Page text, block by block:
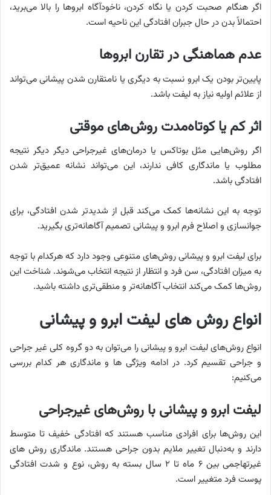
اگر هنگام صحبت کردن یا نگاه کردن، ناخودآگاه ابروها را بالا می‌برید،
احتمالاً بدن در حال جبران افتادگی این ناحیه است.
عدم هماهنگی در تقارن ابروها
پایین‌تر بودن یک ابرو نسبت به دیگری یا نامتقارن شدن پیشانی می‌تواند
از علائم اولیه نیاز به لیفت باشد.
اثر کم یا کوتاه‌مدت روش‌های موقتی
اگر روش‌هایی مثل بوتاکس یا درمان‌های غیرجراحی دیگر دیگر نتیجه
مطلوب یا ماندگاری کافی ندارند، این می‌تواند نشانه عمیق‌تر شدن
افتادگی باشد.
توجه به این نشانه‌ها کمک می‌کند قبل از شدیدتر شدن افتادگی، برای
جوانسازی و اصلاح فرم ابرو و پیشانی تصمیم آگاهانه‌تری بگیرید.
برای لیفت ابرو و پیشانی روش‌های متنوعی وجود دارد که هرکدام با توجه
به میزان افتادگی، سن فرد و انتظار از نتیجه انتخاب می‌شوند. شناخت این
روش‌ها کمک می‌کند انتخاب آگاهانه‌تر و منطقی‌تری داشته باشید.
انواع روش های لیفت ابرو و پیشانی
انواع روش‌های لیفت ابرو و پیشانی را می‌توان به دو گروه کلی غیر جراحی
و جراحی تقسیم کرد. در ادامه ویژگی ها و ماندگاری هر کدام بررسی
می‌کنیم:
لیفت ابرو و پیشانی با روش‌های غیرجراحی
این روش‌ها برای افرادی مناسب هستند که افتادگی خفیف تا متوسط
دارند و به‌دنبال تغییر ملایم بدون جراحی هستند. ماندگاری روش های
غیرتهاجمی بین ۶ ماه تا ۲ سال بسته به روش، نوع و شدت افتادگی
پوست فرد متغییر است.